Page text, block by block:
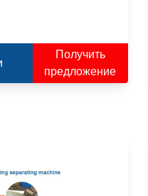
Получить
предложение